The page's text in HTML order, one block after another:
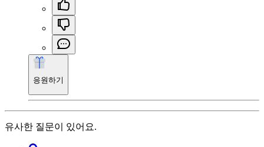
응원하기
유사한 질문이 있어요.